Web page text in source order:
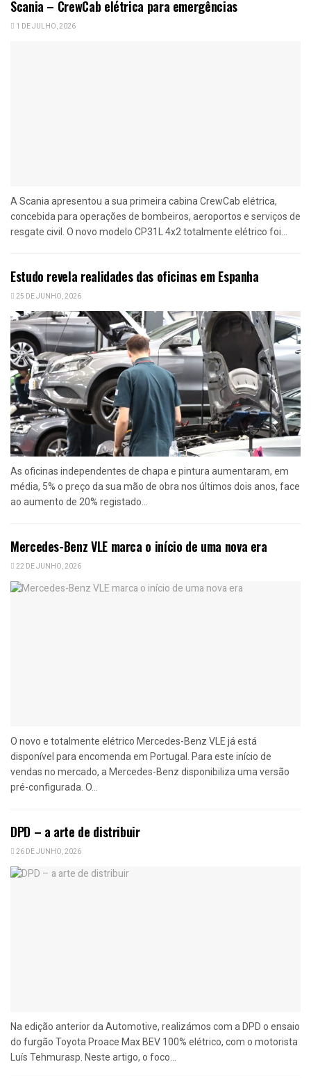
Scania – CrewCab elétrica para emergências
1 DE JULHO, 2026
A Scania apresentou a sua primeira cabina CrewCab elétrica,
concebida para operações de bombeiros, aeroportos e serviços de
resgate civil. O novo modelo CP31L 4x2 totalmente elétrico foi...
Estudo revela realidades das oficinas em Espanha
25 DE JUNHO, 2026
As oficinas independentes de chapa e pintura aumentaram, em
média, 5% o preço da sua mão de obra nos últimos dois anos, face
ao aumento de 20% registado...
Mercedes-Benz VLE marca o início de uma nova era
22 DE JUNHO, 2026
O novo e totalmente elétrico Mercedes-Benz VLE já está
disponível para encomenda em Portugal. Para este início de
vendas no mercado, a Mercedes-Benz disponibiliza uma versão
pré-configurada. O...
DPD – a arte de distribuir
26 DE JUNHO, 2026
Na edição anterior da Automotive, realizámos com a DPD o ensaio
do furgão Toyota Proace Max BEV 100% elétrico, com o motorista
Luís Tehmurasp. Neste artigo, o foco...